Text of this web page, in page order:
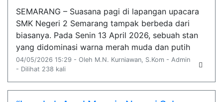
SEMARANG – Suasana pagi di lapangan upacara
SMK Negeri 2 Semarang tampak berbeda dari
biasanya. Pada Senin 13 April 2026, sebuah stan
yang didominasi warna merah muda dan putih
04/05/2026 15:29 - Oleh M.N. Kurniawan, S.Kom - Admin
- Dilihat 238 kali